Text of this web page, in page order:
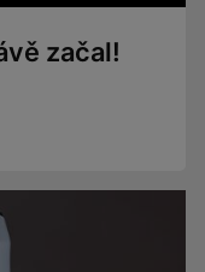
začal!